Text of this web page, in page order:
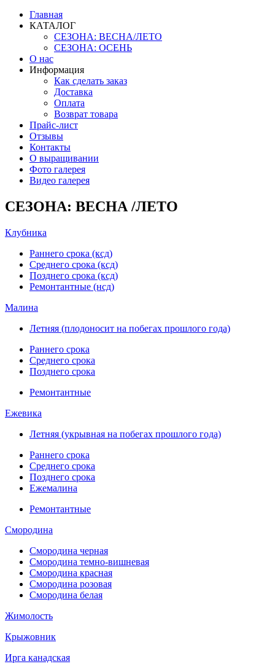
Главная
КАТАЛОГ
СЕЗОНА: ВЕСНА/ЛЕТО
СЕЗОНА: ОСЕНЬ
О нас
Информация
Как сделать заказ
Доставка
Оплата
Возврат товара
Прайс-лист
Отзывы
Контакты
О выращивании
Фото галерея
Видео галерея
СЕЗОНА: ВЕСНА /ЛЕТО
Клубника
Раннего срока (ксд)
Среднего срока (ксд)
Позднего срока (ксд)
Ремонтантные (нсд)
Малина
Летняя (плодоносит на побегах прошлого года)
Раннего срока
Среднего срока
Позднего срока
Ремонтантные
Ежевика
Летняя (укрывная на побегах прошлого года)
Раннего срока
Среднего срока
Позднего срока
Ежемалина
Ремонтантные
Смородина
Смородина черная
Смородина темно-вишневая
Смородина красная
Смородина розовая
Смородина белая
Жимолость
Крыжовник
Ирга канадская